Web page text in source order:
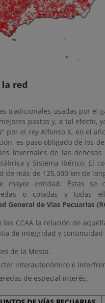
red
tradicionales usadas por el
pastos y, a tal efecto,
por el rey Alfonso X, en el
es paso obligado de los
invernales de las
y Sistema Ibérico. El
de más de 125.000 km de
mayor entidad. Éstas se
o coladas y todas
General de Vías Pecuarias
CCAA la relación de
de integridad y
de la Mesta.
interautonómico e
de especial interés.